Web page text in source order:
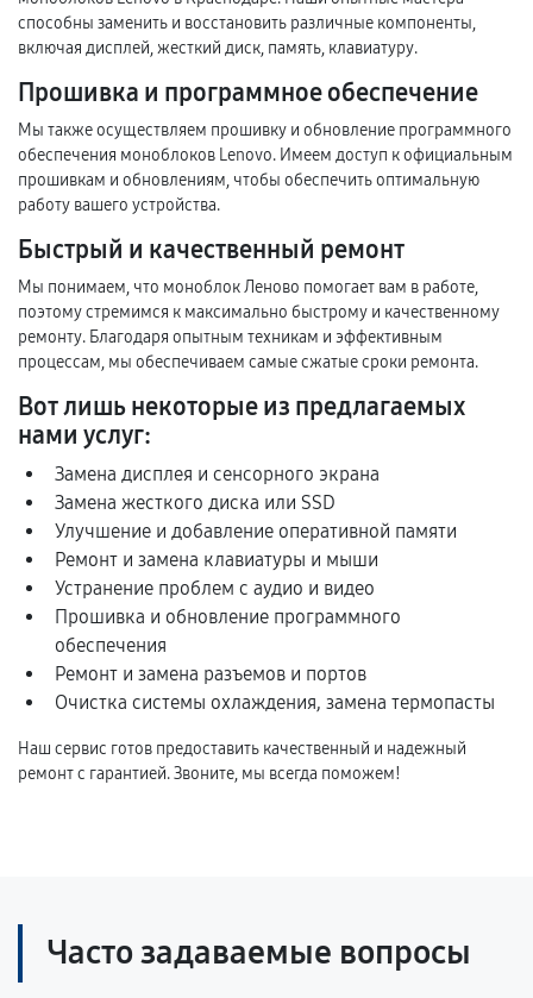
способны заменить и восстановить различные компоненты,
включая дисплей, жесткий диск, память, клавиатуру.
Прошивка и программное обеспечение
Мы также осуществляем прошивку и обновление программного
обеспечения моноблоков Lenovo. Имеем доступ к официальным
прошивкам и обновлениям, чтобы обеспечить оптимальную
работу вашего устройства.
Быстрый и качественный ремонт
Мы понимаем, что моноблок Леново помогает вам в работе,
поэтому стремимся к максимально быстрому и качественному
ремонту. Благодаря опытным техникам и эффективным
процессам, мы обеспечиваем самые сжатые сроки ремонта.
Вот лишь некоторые из предлагаемых
нами услуг:
Замена дисплея и сенсорного экрана
Замена жесткого диска или SSD
Улучшение и добавление оперативной памяти
Ремонт и замена клавиатуры и мыши
Устранение проблем с аудио и видео
Прошивка и обновление программного
обеспечения
Ремонт и замена разъемов и портов
Очистка системы охлаждения, замена термопасты
Наш сервис готов предоставить качественный и надежный
ремонт с гарантией. Звоните, мы всегда поможем!
Часто задаваемые вопросы